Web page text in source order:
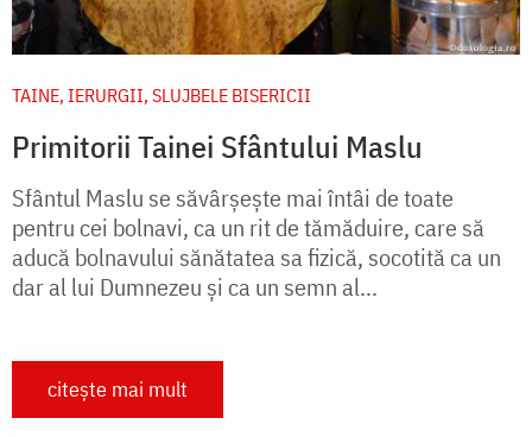
TAINE, IERURGII, SLUJBELE BISERICII
Primitorii Tainei Sfântului Maslu
Sfântul Maslu se săvârşește mai întâi de toate
pentru cei bolnavi, ca un rit de tămăduire, care să
aducă bolnavului sănătatea sa fizică, socotită ca un
dar al lui Dumnezeu şi ca un semn al...
citește mai mult